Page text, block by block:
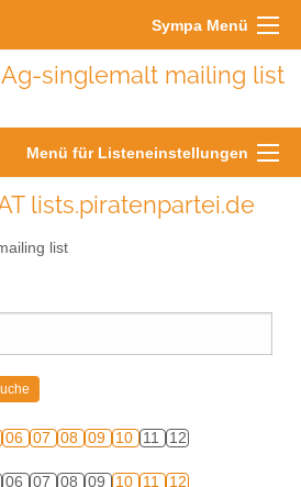
Sympa Menü
singlemalt mailing list
Menü für Listeneinstellungen
lists.piratenpartei.de
list
06 07 08 09 10 11 12
06 07 08 09 10 11 12